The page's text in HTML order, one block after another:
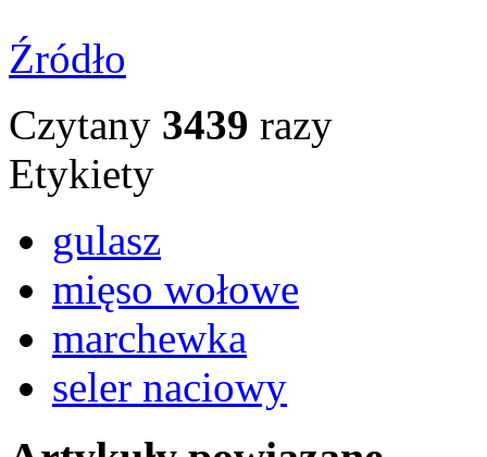
Źródło
Czytany 3439 razy
Etykiety
gulasz
mięso wołowe
marchewka
seler naciowy